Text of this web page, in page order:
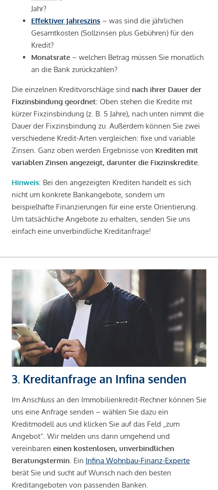
Jahr?
Effektiver Jahreszins – was sind die jährlichen
Gesamtkosten (Sollzinsen plus Gebühren) für den
Kredit?
Monatsrate – welchen Betrag müssen Sie monatlich
an die Bank zurückzahlen?
Die einzelnen Kreditvorschläge sind nach ihrer Dauer der
Fixzinsbindung geordnet: Oben stehen die Kredite mit
kürzer Fixzinsbindung (z. B. 5 Jahre), nach unten nimmt die
Dauer der Fixzinsbindung zu. Außerdem können Sie zwei
verschiedene Kredit-Arten vergleichen: fixe und variable
Zinsen. Ganz oben werden Ergebnisse von Krediten mit
variablen Zinsen angezeigt, darunter die Fixzinskredite
Hinweis: Bei den angezeigten Krediten handelt es sich
nicht um konkrete Bankangebote, sondern um
beispielhafte Finanzierungen für eine erste Orientierung.
Um tatsächliche Angebote zu erhalten, senden Sie uns
einfach eine unverbindliche Kreditanfrage!
3. Kreditanfrage an Infina senden
Im Anschluss an den Immobilienkredit-Rechner können Sie
uns eine Anfrage senden – wählen Sie dazu ein
Kreditmodell aus und klicken Sie auf das Feld „zum
Angebot“. Wir melden uns dann umgehend und
vereinbaren einen kostenlosen, unverbindlichen
Beratungstermin . Ein Infina Wohnbau-Finanz-Experte
berät Sie und sucht auf Wunsch nach den besten
Kreditangeboten von passenden Banken.